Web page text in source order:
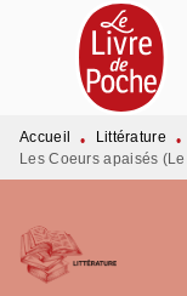
MENU
PIED DE PAGE
Accueil • Littérature •
Les Coeurs apaisés